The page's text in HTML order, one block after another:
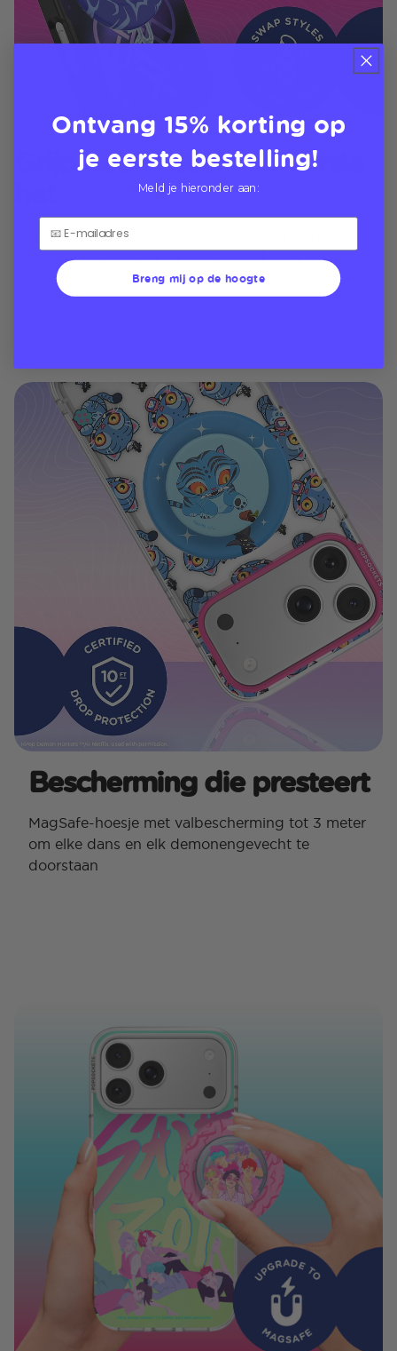
Grijp het. Wissel het. Versla
MagSafe-grepen met verwisselbare PopTops voor
snelle verwisselingen en een fanatieke expressie
Bescherming die presteert
MagSafe-hoesje met valbescherming tot 3 meter
om elke dans en elk demonengevecht te
doorstaan
Ontvang 15% korting op
je eerste bestelling!
Meld je hieronder aan:
Breng mij op de hoogte